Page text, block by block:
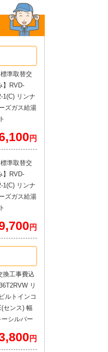
標準取替交
】RVD-
1(C) リンナ
ズガス給湯
円
標準取替交
】RVD-
1(C) リンナ
ズガス給湯
円
換工事費込
リ
ルトインコ
センス) 幅
シルバー
円